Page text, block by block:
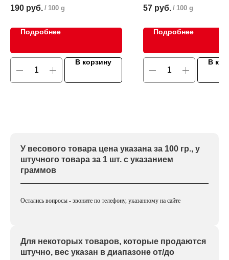
Продукт отличается насыщенным мясным вкусом с
утонченному вкусу, эта бастурма прекрасно
190 руб. / 100 g
Подробнее
В корзину
57 руб. / 100 g
Подробнее
В
У весового товара цена указана за 100 гр., у
штучного товара за 1 шт. с указанием
граммов
Остались вопросы - звоните по телефону, указанному на сайте
Для некоторых товаров, которые продаются
штучно, вес указан в диапазоне от/до